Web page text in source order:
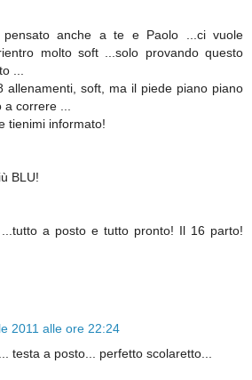
anche a te e Paolo ...ci vuole
molto soft ...solo provando questo
...
allenamenti, soft, ma il piede piano piano
correre ...
tienimi informato!
BLU!
a posto e tutto pronto! Il 16 parto!
2011 alle ore 22:24
testa a posto... perfetto scolaretto...